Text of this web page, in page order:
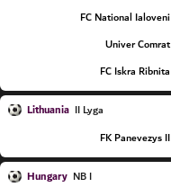
FC National Ialoveni
Univer Comrat
FC Iskra Ribnita
Lithuania II Lyga
FK Panevezys II
Hungary NB I